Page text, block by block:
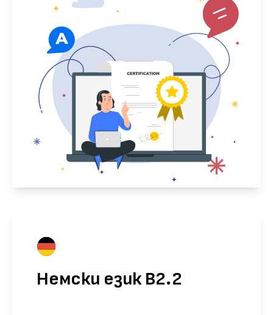
Немски език B2.2